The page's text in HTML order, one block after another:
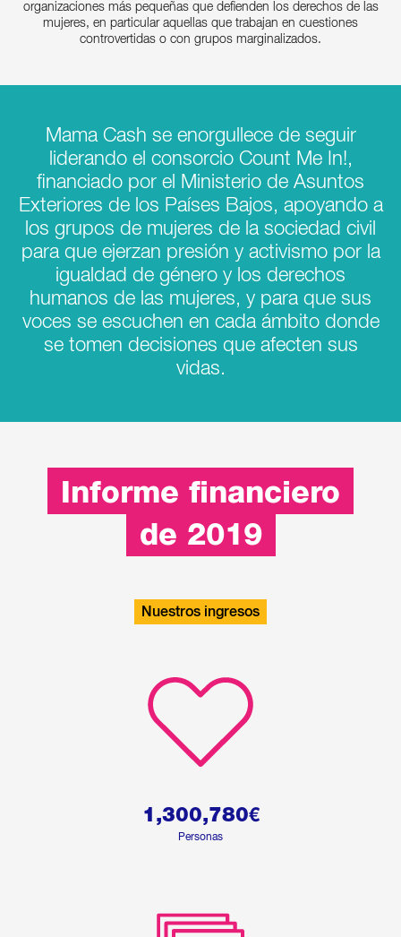
organizaciones más pequeñas que defienden los derechos de las
mujeres, en particular aquellas que trabajan en cuestiones
controvertidas o con grupos marginalizados.
Mama Cash se enorgullece de seguir
liderando el consorcio Count Me In!,
financiado por el Ministerio de Asuntos
Exteriores de los Países Bajos, apoyando a
los grupos de mujeres de la sociedad civil
para que ejerzan presión y activismo por la
igualdad de género y los derechos
humanos de las mujeres, y para que sus
voces se escuchen en cada ámbito donde
se tomen decisiones que afecten sus
vidas.
Informe financiero
de 2019
Nuestros ingresos
1,300,780€
Personas